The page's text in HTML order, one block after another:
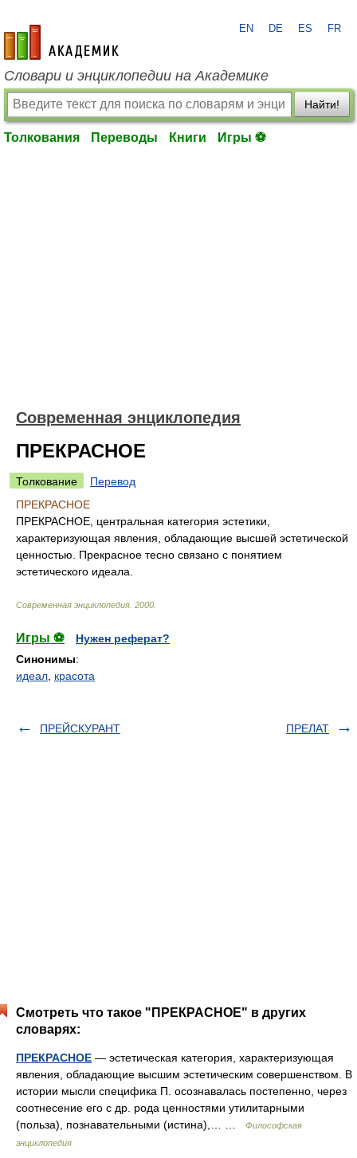
academic.ru
EN DE ES FR
Словари и энциклопедии на Академике
Найти!
Толкования Переводы Книги Игры ⚽
Современная энциклопедия
ПРЕКРАСНОЕ
Толкование
Перевод
ПРЕКРАСНОЕ
ПРЕКРАСНОЕ, центральная категория эстетики,
характеризующая явления, обладающие высшей эстетической
ценностью. Прекрасное тесно связано с понятием
эстетического идеала.
Современная энциклопедия 2000
Игры ⚽
Нужен реферат?
Синонимы:
идеал красота
ПРЕЙСКУРАНТ ПРЕЛАТ
Смотреть что такое "ПРЕКРАСНОЕ" в других
словарях:
ПРЕКРАСНОЕ — эстетическая категория, характеризующая
явления, обладающие высшим эстетическим совершенством. В
истории мысли специфика П. осознавалась постепенно, через
соотнесение его с др. рода ценностями утилитарными
(польза), познавательными (истина),… …
Философская
энциклопедия